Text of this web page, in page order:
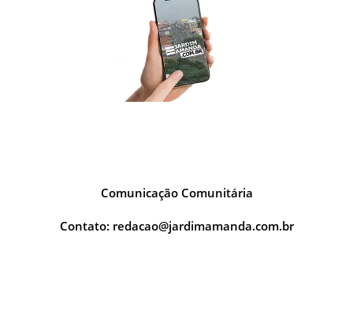
Comunicação Comunitária
Contato: redacao@jardimamanda.com.br